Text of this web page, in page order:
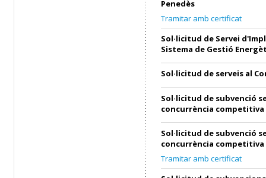
Penedès
Tramitar amb certificat
Sol·licitud de Servei
Sistema de Gestió
Sol·licitud de serveis al
Sol·licitud de subvenció
concurrència competitiva
Sol·licitud de subvenció
concurrència competitiva
Tramitar amb certificat